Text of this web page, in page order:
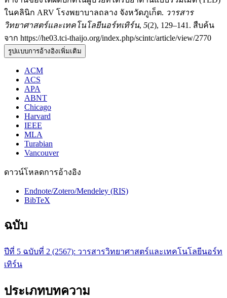
ในคลินิก ARV โรงพยาบาลถลาง จังหวัดภูเก็ต. วารสาร
วิทยาศาสตร์และเทคโนโลยีนอร์ทเทิร์น, 5(2), 129–141. สืบค้น
จาก https://he03.tci-thaijo.org/index.php/scintc/article/view/2770
รูปแบบการอ้างอิงเพิ่มเติม
ACM
ACS
APA
ABNT
Chicago
Harvard
IEEE
MLA
Turabian
Vancouver
ดาวน์โหลดการอ้างอิง
Endnote/Zotero/Mendeley (RIS)
BibTeX
ฉบับ
ปีที่ 5 ฉบับที่ 2 (2567): วารสารวิทยาศาสตร์และเทคโนโลยีนอร์ท
เทิร์น
ประเภทบทความ